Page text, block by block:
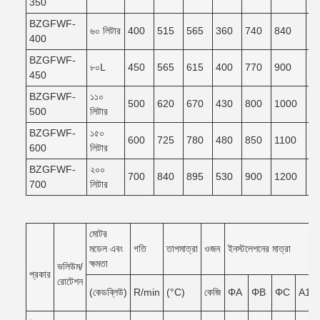
BZGFWF-
400
৬০ লিটার 400 515 565 360 740 840
BZGFWF-
450
৮০L 450 565 615 400 770 900
BZGFWF-
500
১১০
লিটার
500 620 670 430 800 1000
BZGFWF-
600
১৫০
লিটার
600 725 780 480 850 1100
BZGFWF-
700
২০০
লিটার
700 840 895 530 900 1200
প্রকার
ভলিউম/
রোটেশন
মোটর
মডেল এবং
ক্ষমতা
গতি তাপমাত্রা ওজন ইনস্টলেশনের মাত্রা
(কেডব্লিউ) R/min (°C) কেজি ΦA ΦB ΦC A1